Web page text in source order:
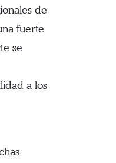
de
fuerte
se
a los